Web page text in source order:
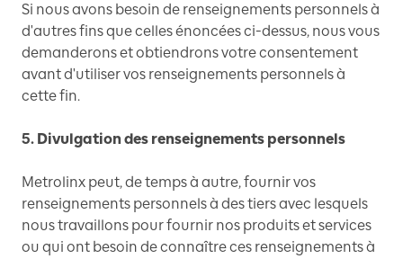
Si nous avons besoin de renseignements personnels à
d'autres fins que celles énoncées ci-dessus, nous vous
demanderons et obtiendrons votre consentement
avant d'utiliser vos renseignements personnels à
cette fin.
5. Divulgation des renseignements personnels
Metrolinx peut, de temps à autre, fournir vos
renseignements personnels à des tiers avec lesquels
nous travaillons pour fournir nos produits et services
ou qui ont besoin de connaître ces renseignements à